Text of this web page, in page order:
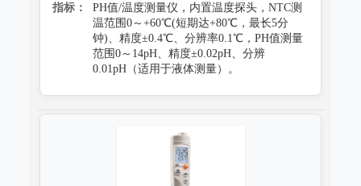
指标：
PH值/温度测量仪，内置温度探头，NTC测
温范围0～+60℃(短期达+80℃，最长5分
钟)、精度±0.4℃、分辨率0.1℃，PH值测量
范围0～14pH、精度±0.02pH、分辨
0.01pH（适用于液体测量）。